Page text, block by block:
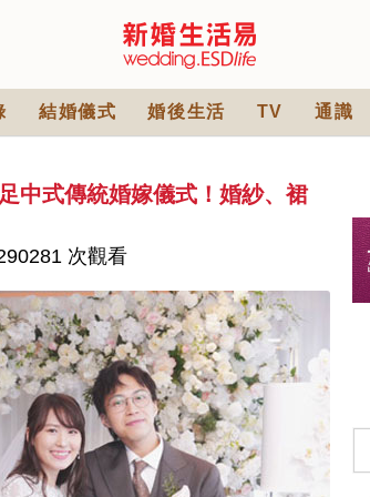
結婚儀式 婚後生活 TV 通識
中式傳統婚嫁儀式！婚紗、裙
次觀看